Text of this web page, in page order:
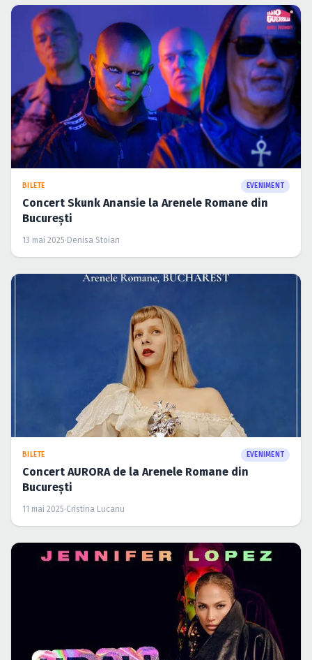
BILETE EVENIMENT
Concert Skunk Anansie la Arenele Romane din
București
13 mai 2025· Denisa Stoian
BILETE EVENIMENT
Concert AURORA de la Arenele Romane din
București
11 mai 2025·Cristina Lucanu